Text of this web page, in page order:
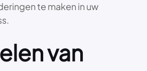
te maken in uw
van